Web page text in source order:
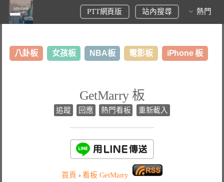
PTT網頁版 站內搜尋 熱門
八卦板 女孩板 NBA板 電影板 iPhone 板
GetMarry 板
追蹤 回應 熱門看板 重新載入
首頁 › 看板 GetMarry